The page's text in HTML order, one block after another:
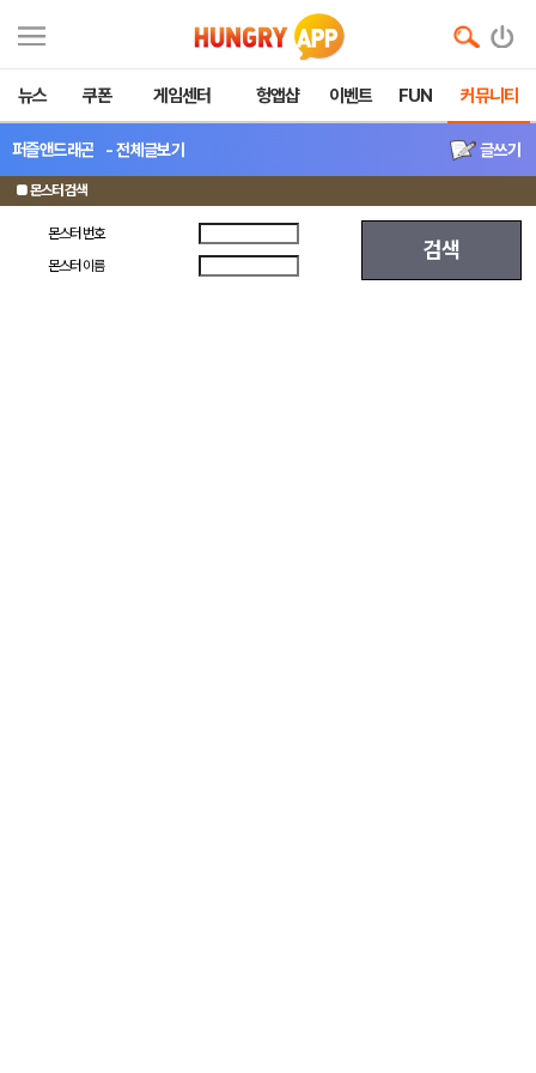
뉴스 쿠폰 게임센터 헝앱샵 이벤트 FUN 커뮤니티
퍼즐앤드래곤 - 전체글보기 글쓰기
■ 몬스터 검색
몬스터 번호
검색
몬스터 이름